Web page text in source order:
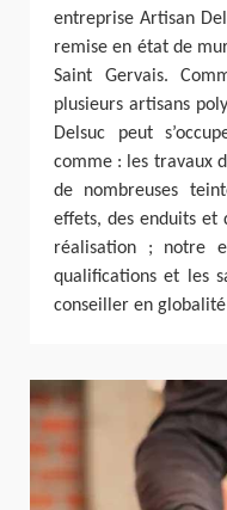
entreprise Artisan
remise en état de
Saint Gervais.
plusieurs artisans
Delsuc peut
comme : les travaux
de nombreuses
effets, des enduits et
réalisation ; notre
qualifications et les
conseiller en